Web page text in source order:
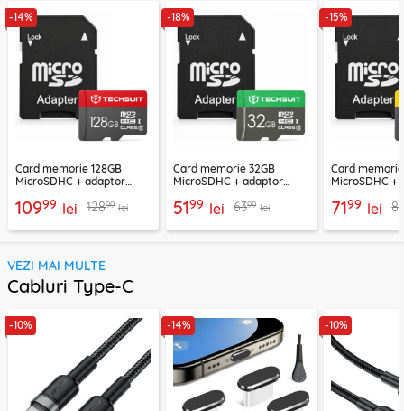
-14%
Card memorie 128GB
MicroSDHC + adaptor
10999 lei 12899 lei
-18%
Card memorie 32GB
MicroSDHC + adaptor
5199 lei 6399 lei
-15%
Card
MicroSDHC +
7199 lei
VEZI MAI MULTE
Cabluri Type-C
-10% -14% -10%